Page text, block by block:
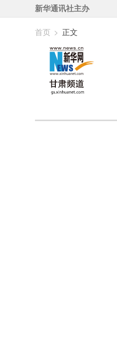
新华通讯社主办
首页 > 正文